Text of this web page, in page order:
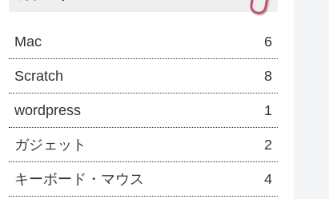
Mac 6
Scratch 8
wordpress 1
ガジェット 2
キーボード・マウス 4